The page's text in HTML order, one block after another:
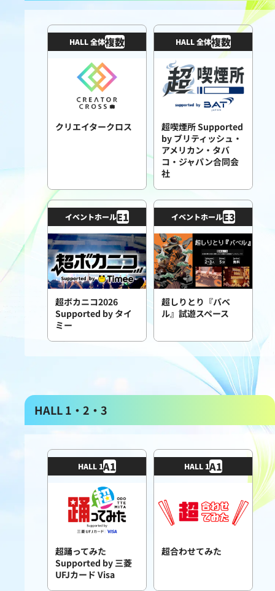
HALL 全体複数
クリエイタークロス
HALL 全体複数
超喫煙所 Supported
by ブリティッシュ・
アメリカン・タバ
コ・ジャパン合同会
社
イベントホールE1
超ボカニコ2026
Supported by タイ
ミー
イベントホールE3
超しりとり『バベ
ル』試遊スペース
HALL 1・2・3
HALL 1A1
超踊ってみた
Supported by 三菱
UFJカード Visa
HALL 1A1
超合わせてみた